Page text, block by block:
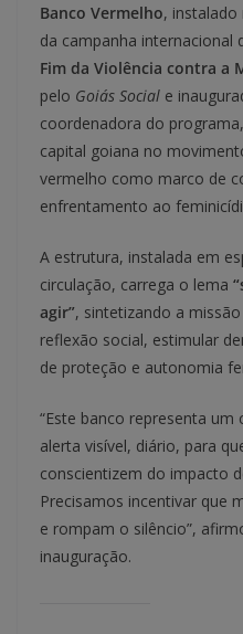
Banco Vermelho, instalado
da campanha internacional
Fim da Violência contra a
pelo Goiás Social e
coordenadora do programa,
capital goiana no
vermelho como marco de
enfrentamento ao
A estrutura, instalada em
circulação, carrega o lema
agir”, sintetizando a
reflexão social, estimular
de proteção e autonomia
“Este banco representa
alerta visível, diário, para
conscientizem do impacto
Precisamos incentivar que
e rompam o silêncio”,
inauguração.